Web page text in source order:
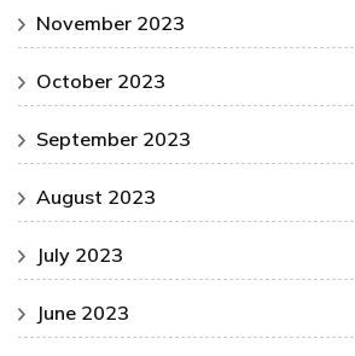
November 2023
October 2023
September 2023
August 2023
July 2023
June 2023